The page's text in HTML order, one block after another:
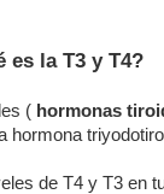
es la T3 y T4?
( hormonas
hormona
de T4 y T3 en